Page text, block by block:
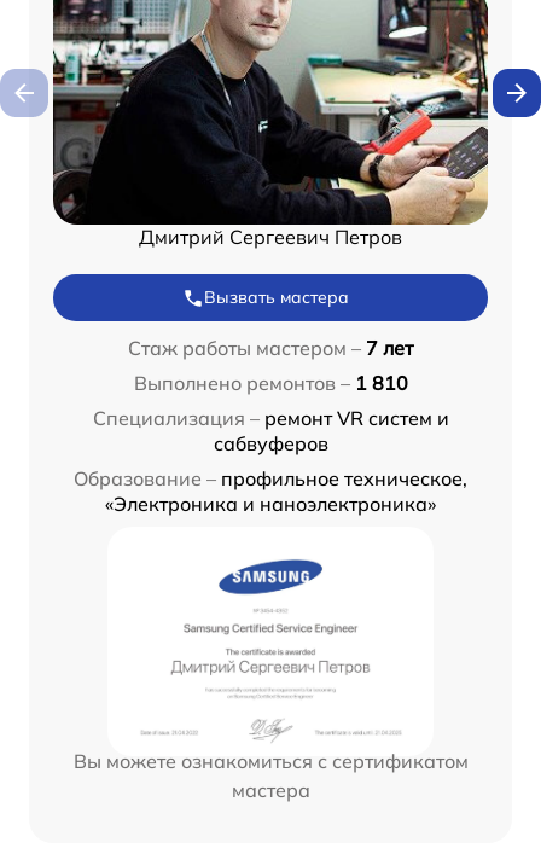
Дмитрий Сергеевич Петров
Вызвать мастера
Стаж работы мастером – 7 лет
Выполнено ремонтов – 1 810
Специализация – ремонт VR систем и
сабвуферов
Образование – профильное техническое,
«Электроника и наноэлектроника»
Вы можете ознакомиться с сертификатом
мастера